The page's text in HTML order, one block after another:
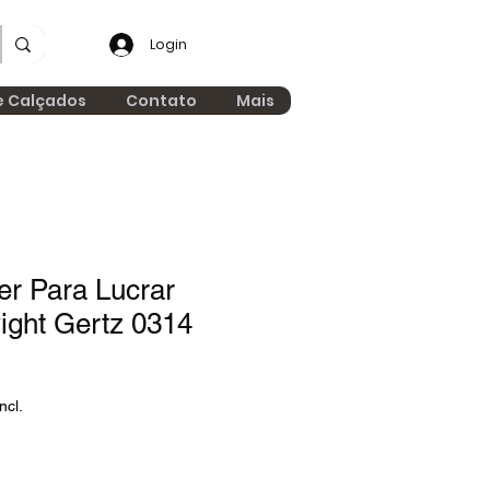
Login
Calçados Contato Mais
Para Lucrar
Gertz 0314